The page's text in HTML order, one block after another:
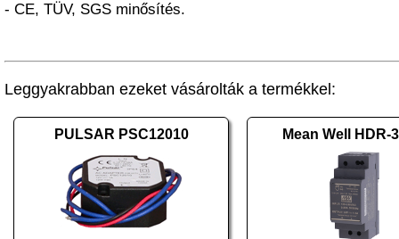
- CE, TÜV, SGS minősítés.
Leggyakrabban ezeket vásárolták a termékkel:
PULSAR PSC12010 Mean Well HDR-